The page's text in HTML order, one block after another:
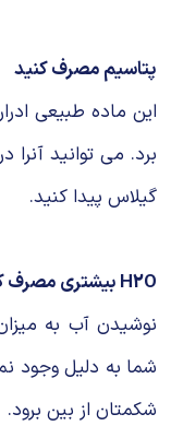
پتاسیم مصرف کنید
این ماده طبیعی
برد. می توانید آنرا
گیلاس پیدا کنید.
H2O بیشتری مصرف کنید
نوشیدن آب به
شما به دلیل وجود
شکمتان از بین برود.